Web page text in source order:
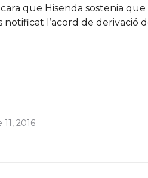
que Hisenda sostenia
l’acord de derivació
2016